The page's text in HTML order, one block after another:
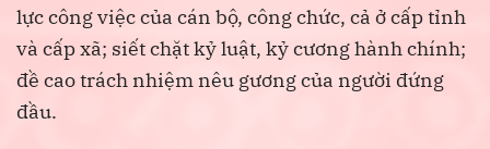
lực công việc của cán bộ, công chức, cả ở cấp tỉnh
và cấp xã; siết chặt kỷ luật, kỷ cương hành chính;
đề cao trách nhiệm nêu gương của người đứng
đầu.